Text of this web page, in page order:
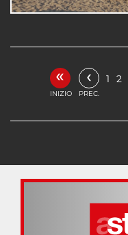
«
INIZIO
‹
PREC.
1 2